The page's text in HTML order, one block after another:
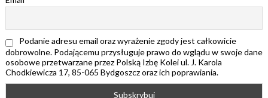
Podanie adresu email oraz wyrażenie zgody jest całkowicie
dobrowolne. Podającemu przysługuje prawo do wglądu w swoje dane
osobowe przetwarzane przez Polską Izbę Kolei ul. J. Karola
Chodkiewicza 17, 85-065 Bydgoszcz oraz ich poprawiania.